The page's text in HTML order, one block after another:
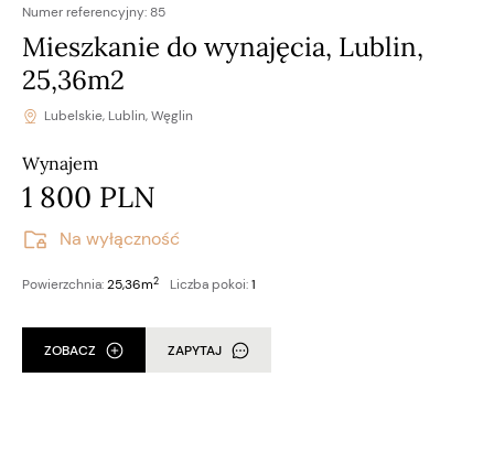
Na wyłączność
Numer referencyjny:85
Mieszkanie do wynajęcia, Lublin,
25,36m2
Lubelskie, Lublin, Węglin
Wynajem
1 800 PLN
Powierzchnia:25,36m2 Liczba pokoi:1
ZOBACZ ZAPYTAJ